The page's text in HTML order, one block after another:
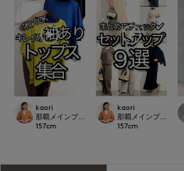
kaori
那覇メインプレイスI.T.'S.international
157cm
kaori
那覇メインプレイ
157cm